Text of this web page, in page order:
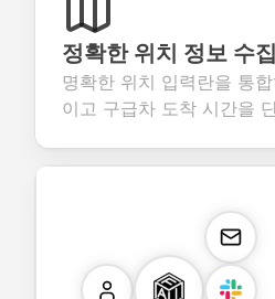
정확한 위치 정보 수집
명확한 위치 입력란을 통
이고 구급차 도착 시간을